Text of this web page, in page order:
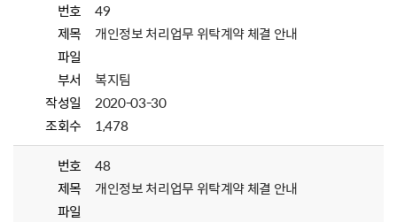
번호
49
제목
개인정보 처리업무 위탁계약 체결 안내
파일
부서
복지팀
작성일
2020-03-30
조회수
1,478
번호
48
제목
개인정보 처리업무 위탁계약 체결 안내
파일